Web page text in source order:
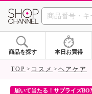
商品を探す 本日お買得
TOP コスメ ヘアケア
届いて当たる！サプライズ